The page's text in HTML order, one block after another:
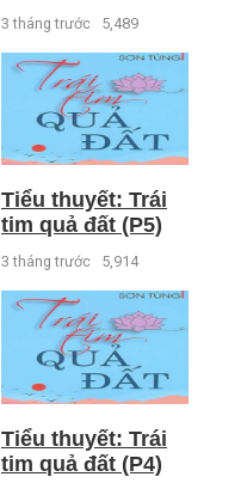
3 tháng trước 5,489
Tiểu thuyết: Trái
tim quả đất (P5)
3 tháng trước 5,914
Tiểu thuyết: Trái
tim quả đất (P4)